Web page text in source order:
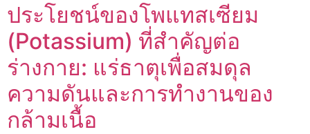
ประโยชน์ของโพแทสเซียม
(Potassium) ที่สำคัญต่อ
ร่างกาย: แร่ธาตุเพื่อสมดุล
ความดันและการทำงานของ
กล้ามเนื้อ